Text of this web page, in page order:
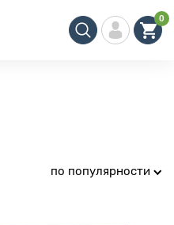
0
по популярности